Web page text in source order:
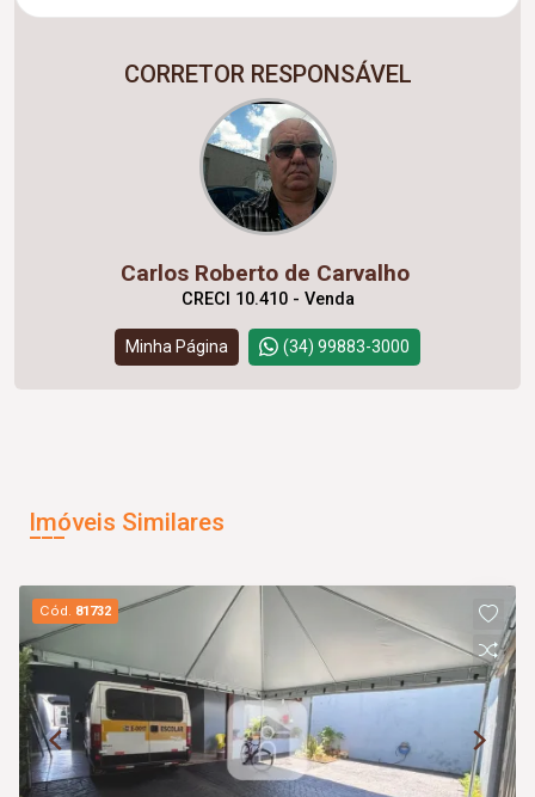
CORRETOR RESPONSÁVEL
Carlos Roberto de Carvalho
CRECI 10.410 - Venda
Minha Página (34) 99883-3000
Imóveis Similares
Cód. 81732